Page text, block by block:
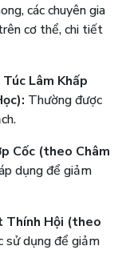
các chuyên gia
cơ thể, chi tiết
Lâm Khấp
Thường được
Cốc (theo Châm
dụng để giảm
Thính Hội (theo
sử dụng để giảm